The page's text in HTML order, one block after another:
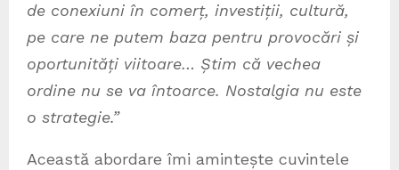
de conexiuni în comerț, investiții, cultură,
pe care ne putem baza pentru provocări și
oportunități viitoare… Știm că vechea
ordine nu se va întoarce. Nostalgia nu este
o strategie.”
Această abordare îmi amintește cuvintele